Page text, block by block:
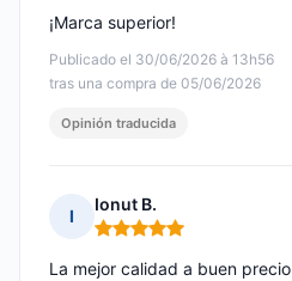
Publicado el 30/06/2026 à 13h56
tras una compra de 05/06/2026
¡Marca superior!
Opinión traducida
I
Ionut B.
Nota: 5 de 5
La mejor calidad a buen precio